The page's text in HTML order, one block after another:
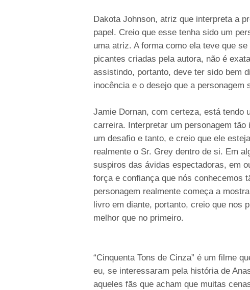
Dakota Johnson, atriz que interpreta a
papel. Creio que esse tenha sido um
uma atriz. A forma como ela teve que
picantes criadas pela autora, não é
assistindo, portanto, deve ter sido bem
inocência e o desejo que a personagem
Jamie Dornan, com certeza, está tendo
carreira. Interpretar um personagem
um desafio e tanto, e creio que ele
realmente o Sr. Grey dentro de si. Em
suspiros das ávidas espectadoras, em
força e confiança que nós conhecemos
personagem realmente começa a
livro em diante, portanto, creio que nos
melhor que no primeiro.
“Cinquenta Tons de Cinza” é um filme
eu, se interessaram pela história de
aqueles fãs que acham que muitas